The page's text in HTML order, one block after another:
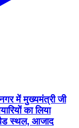
में मुख्यमंत्री जी
का लिया
स्थल, आजाद